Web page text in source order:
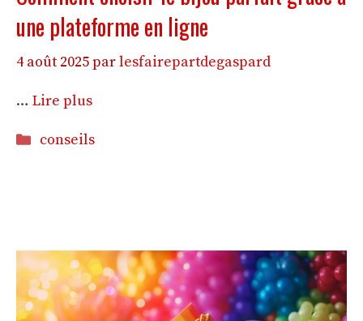
une plateforme en ligne
4 août 2025parlesfairepartdegaspard
… Lire plus
Catégories
conseils